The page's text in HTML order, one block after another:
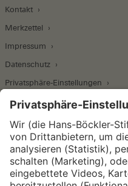
Kontakt
Merkzettel
Impressum
Datenschutz
Privatsphäre-Einstellungen
Wirtschafts- und
Institut für